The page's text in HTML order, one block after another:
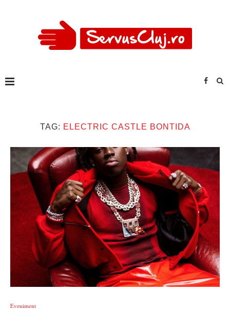
TAG: ELECTRIC CASTLE BONTIDA
Eveniment